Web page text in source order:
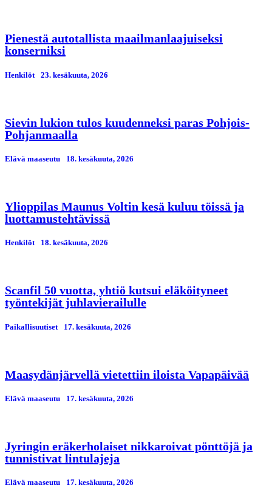
Pienestä autotallista maailmanlaajuiseksi
konserniksi
Henkilöt 23. kesäkuuta, 2026
Sievin lukion tulos kuudenneksi paras Pohjois-
Pohjanmaalla
Elävä maaseutu 18. kesäkuuta, 2026
Ylioppilas Maunus Voltin kesä kuluu töissä ja
luottamustehtävissä
Henkilöt 18. kesäkuuta, 2026
Scanfil 50 vuotta, yhtiö kutsui eläköityneet
työntekijät juhlavierailulle
Paikallisuutiset 17. kesäkuuta, 2026
Maasydänjärvellä vietettiin iloista Vapapäivää
Elävä maaseutu 17. kesäkuuta, 2026
Jyringin eräkerholaiset nikkaroivat pönttöjä ja
tunnistivat lintulajeja
Elävä maaseutu 17. kesäkuuta, 2026